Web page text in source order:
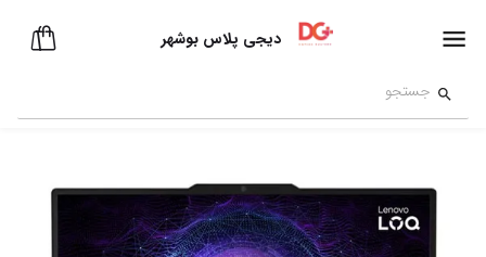
دیجی پلاس بوشهر